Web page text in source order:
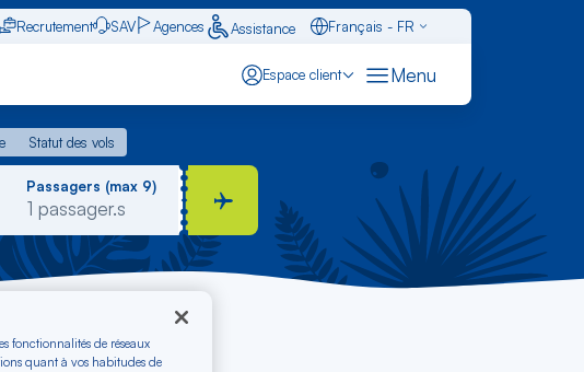
Recrutement SAV Agences Assistance
Français - FR
Espace client Menu
Statut des vols
Statut des vols
Passagers (max 9)
fonctionnalités de réseaux
quant à vos habitudes de